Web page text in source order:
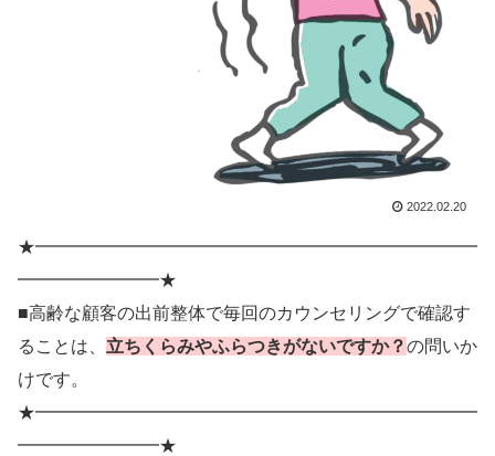
2022.02.20
★━━━━━━━━━━━━━━━━━━━━━━━━━
━━━━━━━━★
■高齢な顧客の出前整体で毎回のカウンセリングで確認す
ることは、 立ちくらみやふらつきがないですか？の問いか
けです。
★━━━━━━━━━━━━━━━━━━━━━━━━━
━━━━━━━━★